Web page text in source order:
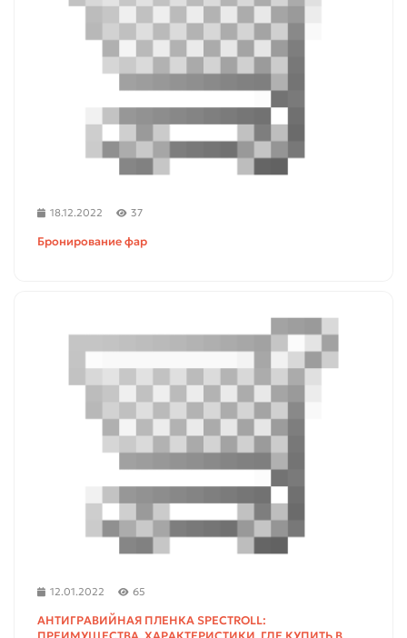
18.12.2022 37
Бронирование фар
12.01.2022 65
АНТИГРАВИЙНАЯ ПЛЕНКА SPECTROLL: